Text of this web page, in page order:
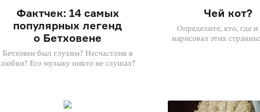
Фактчек: 14 самых
популярных легенд
о Бетховене
Бетховен был глухим? Несчастлив в
любви? Его музыку никто не слушал?
Чей кот?
Определите, кто, где и
нарисовал этих